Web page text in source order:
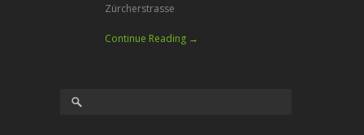
Zürcherstrasse
Continue Reading →